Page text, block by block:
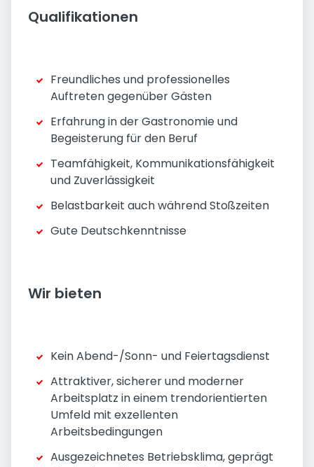
Qualifikationen
Freundliches und professionelles
Auftreten gegenüber Gästen
Erfahrung in der Gastronomie und
Begeisterung für den Beruf
Teamfähigkeit, Kommunikationsfähigkeit
und Zuverlässigkeit
Belastbarkeit auch während Stoßzeiten
Gute Deutschkenntnisse
Wir bieten
Kein Abend-/Sonn- und Feiertagsdienst
Attraktiver, sicherer und moderner
Arbeitsplatz in einem trendorientierten
Umfeld mit exzellenten
Arbeitsbedingungen
Ausgezeichnetes Betriebsklima, geprägt